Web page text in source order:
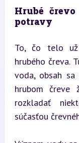
Hrubé
potravy
To, čo telo už
hrubého čreva.
voda, obsah
hrubom čreve
rozkladať
súčasťou